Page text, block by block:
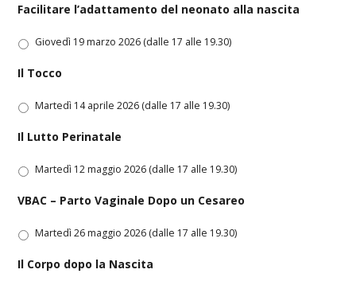
Facilitare l’adattamento del neonato alla nascita
Giovedì 19 marzo 2026 (dalle 17 alle 19.30)
Il Tocco
Martedì 14 aprile 2026 (dalle 17 alle 19.30)
Il Lutto Perinatale
Martedì 12 maggio 2026 (dalle 17 alle 19.30)
VBAC – Parto Vaginale Dopo un Cesareo
Martedì 26 maggio 2026 (dalle 17 alle 19.30)
Il Corpo dopo la Nascita